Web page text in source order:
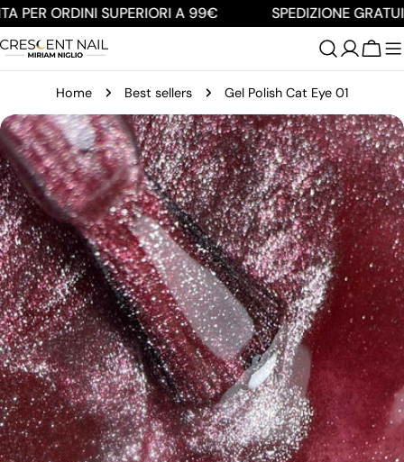
Salta
contenuto
PER ORDINI SUPERIORI A 99€ SPEDIZIONE
Home Best sellers Gel Polish Cat Eye 01
Passa
alle
informazioni
sul
prodotto
supporto 0 in modalità modale